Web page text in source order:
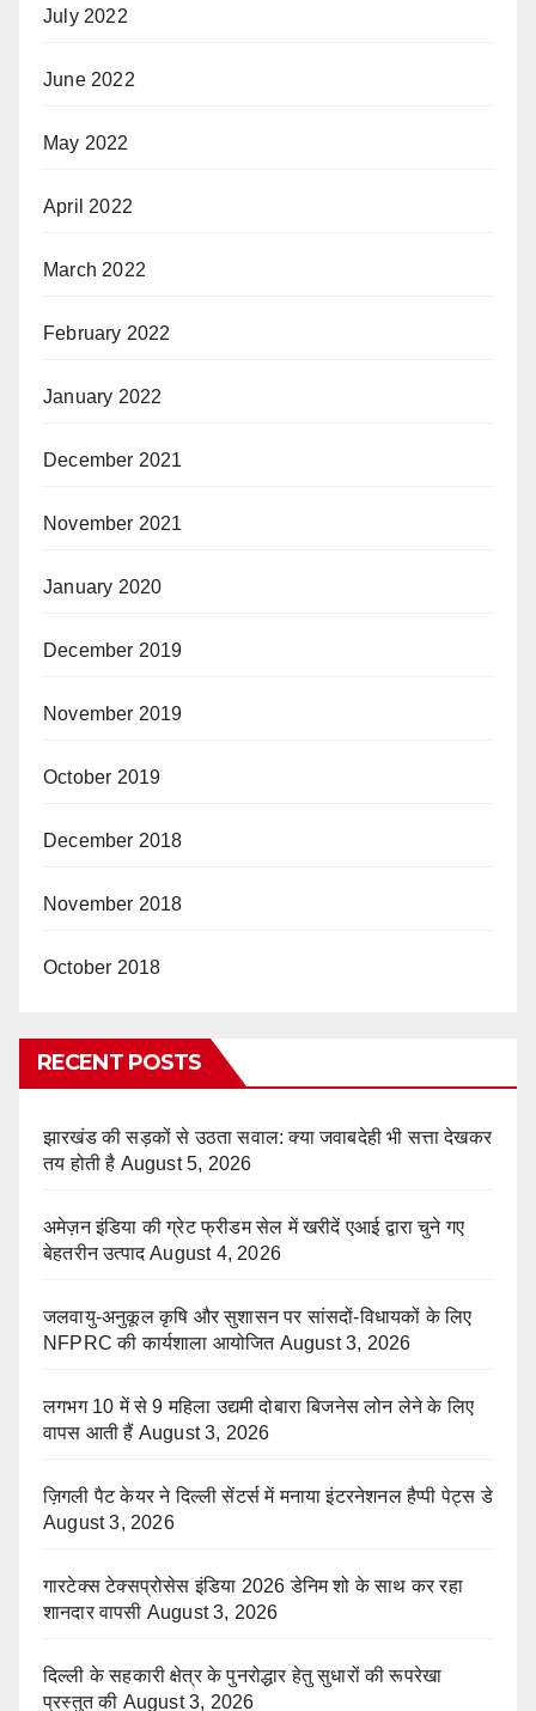
July 2022
June 2022
May 2022
April 2022
March 2022
February 2022
January 2022
December 2021
November 2021
January 2020
December 2019
November 2019
October 2019
December 2018
November 2018
October 2018
RECENT POSTS
झारखंड की सड़कों से उठता सवाल: क्या जवाबदेही भी सत्ता देखकर
तय होती है August 5, 2026
अमेज़न इंडिया की ग्रेट फ्रीडम सेल में खरीदें एआई द्वारा चुने गए
बेहतरीन उत्पाद August 4, 2026
जलवायु-अनुकूल कृषि और सुशासन पर सांसदों-विधायकों के लिए
NFPRC की कार्यशाला आयोजित August 3, 2026
लगभग 10 में से 9 महिला उद्यमी दोबारा बिजनेस लोन लेने के लिए
वापस आती हैं August 3, 2026
ज़िगली पैट केयर ने दिल्ली सेंटर्स में मनाया इंटरनेशनल हैप्पी पेट्स डे
August 3, 2026
गारटेक्स टेक्सप्रोसेस इंडिया 2026 डेनिम शो के साथ कर रहा
शानदार वापसी August 3, 2026
दिल्ली के सहकारी क्षेत्र के पुनरोद्धार हेतु सुधारों की रूपरेखा
प्रस्तुत की August 3, 2026